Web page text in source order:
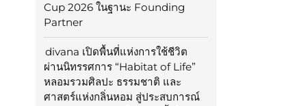
Cup 2026 ในฐานะ Founding
Partner
divana เปิดพื้นที่แห่งการใช้ชีวิต
ผ่านนิทรรศการ “Habitat of Life”
หลอมรวมศิลปะ ธรรมชาติ และ
ศาสตร์แห่งกลิ่นหอม สู่ประสบการณ์